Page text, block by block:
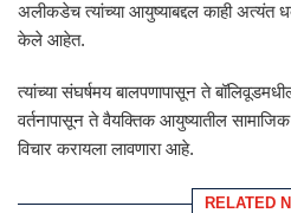
अलीकडेच त्यांच्या आयुष्याबद्दल काही
केले आहेत.
त्यांच्या संघर्षमय बालपणापासून ते
वर्तनापासून ते वैयक्तिक आयुष्यातील
विचार करायला लावणारा आहे.
RELATED